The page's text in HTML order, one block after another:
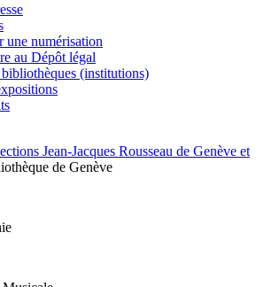
une numérisation
au Dépôt légal
bibliothèques (institutions)